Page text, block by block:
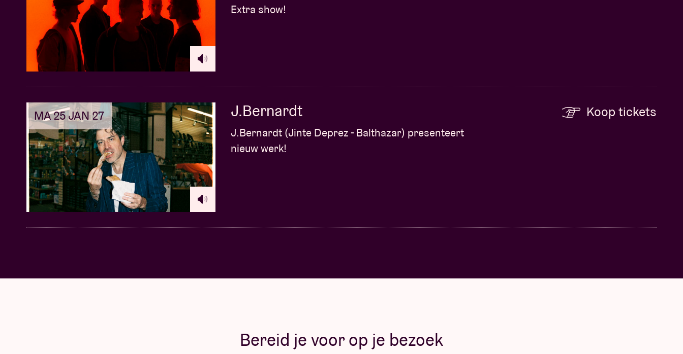
Extra show!
MA 25 JAN 27 J.Bernardt
J.Bernardt (Jinte Deprez - Balthazar) presenteert
nieuw werk!
Koop tickets
Bereid je voor op je bezoek